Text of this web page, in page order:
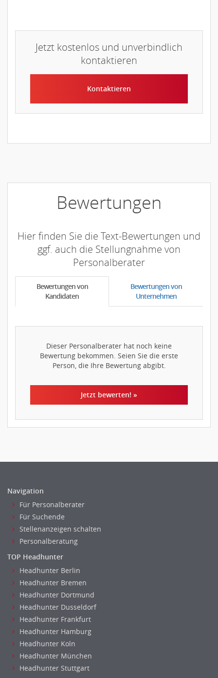
Jetzt kostenlos und unverbindlich
kontaktieren
Kontaktieren
Bewertungen
Hier finden Sie die Text-Bewertungen und
ggf. auch die Stellungnahme von
Personalberater
Bewertungen von
Kandidaten
Bewertungen von
Unternehmen
Dieser Personalberater hat noch keine
Bewertung bekommen. Seien Sie die erste
Person, die Ihre Bewertung abgibt.
Jetzt bewerten! »
Navigation
Für Personalberater
Für Suchende
Stellenanzeigen schalten
Personalberatung
TOP Headhunter
Headhunter Berlin
Headhunter Bremen
Headhunter Dortmund
Headhunter Dusseldorf
Headhunter Frankfurt
Headhunter Hamburg
Headhunter Koln
Headhunter München
Headhunter Stuttgart